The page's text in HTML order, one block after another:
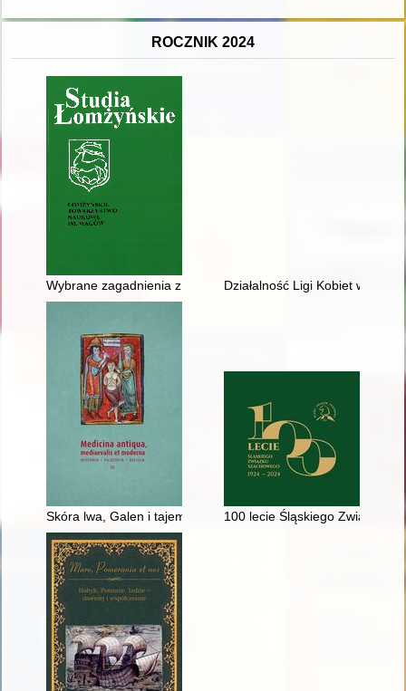
ROCZNIK 2024
Wybrane zagadnienia z dziejów parafii w Miastkowie (altaria
Działalność Ligi Kobiet w
Skóra lwa, Galen i tajemne znaki : terapia okultystyczno-
100 lecie Śląskiego Związku